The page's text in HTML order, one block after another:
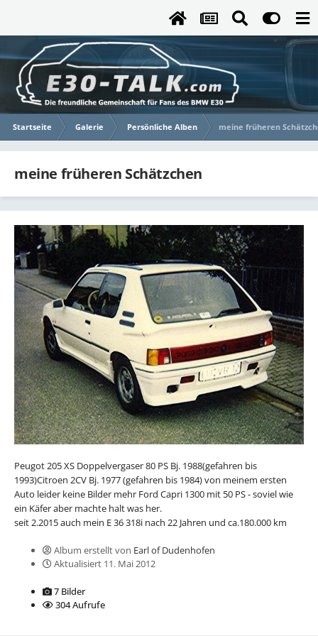
Startseite Galerie Persönliche Alben meine früheren
meine früheren Schätzchen
Peugot 205 XS Doppelvergaser 80 PS Bj. 1988(gefahren bis
1993)Citroen 2CV Bj. 1977 (gefahren bis 1984) von meinem ersten
Auto leider keine Bilder mehr Ford Capri 1300 mit 50 PS - soviel wie
ein Käfer aber machte halt was her.
seit 2.2015 auch mein E 36 318i nach 22 Jahren und ca.180.000 km
Album erstellt von Earl of Dudenhofen
Aktualisiert 11. Mai 2012
7 Bilder
304 Aufrufe